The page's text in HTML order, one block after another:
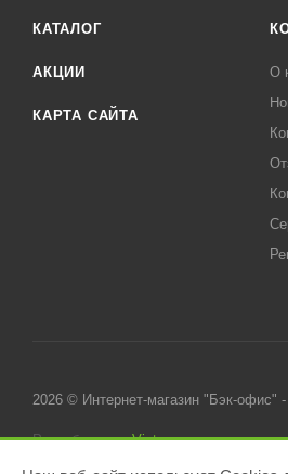
КАТАЛОГ
АКЦИИ
КАРТА САЙТА
О
2026 © Интернет-магазин "Бэк-
Разработано вVictory